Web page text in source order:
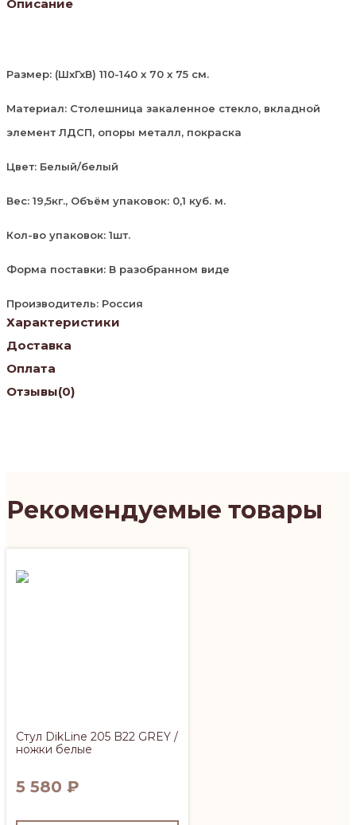
Описание
Размер: (ШхГхВ) 110-140 х 70 х 75 см.
Материал: Столешница закаленное стекло, вкладной
элемент ЛДСП, опоры металл, покраска
Цвет: Белый/белый
Вес: 19,5кг., Объём упаковок: 0,1 куб. м.
Кол-во упаковок: 1шт.
Форма поставки: В разобранном виде
Производитель: Россия
Характеристики
Доставка
Оплата
Отзывы(0)
Рекомендуемые товары
Стул DikLine 205 B22 GREY /
ножки белые
5 580 ₽